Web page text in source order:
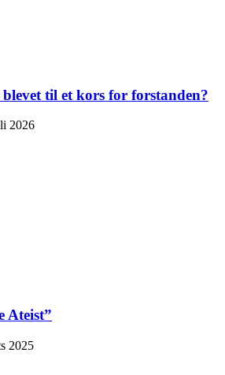
til et kors for forstanden?
2026
Ateist”
2025